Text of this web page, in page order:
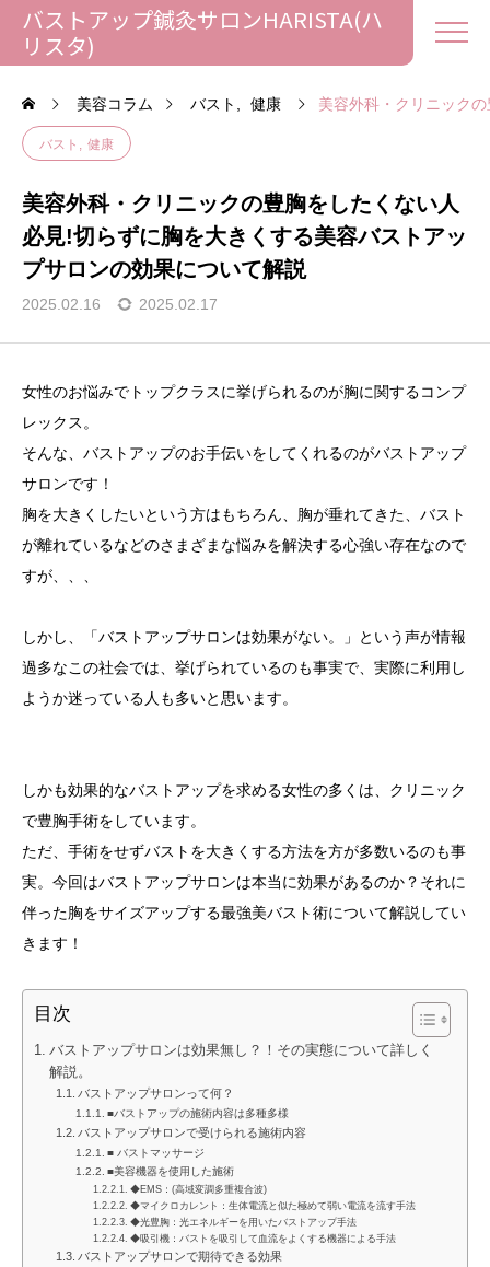
バストアップ鍼灸サロンHARISTA(ハ
リスタ)
美容コラム バスト 健康 美容外科・クリニック
バスト 健康
美容外科・クリニックの豊胸をしたくない人
必見!切らずに胸を大きくする美容バストアッ
プサロンの効果について解説
2025.02.16 2025.02.17
女性のお悩みでトップクラスに挙げられるのが胸に関するコンプ
レックス。
そんな、バストアップのお手伝いをしてくれるのがバストアップ
サロンです！
胸を大きくしたいという方はもちろん、胸が垂れてきた、バスト
が離れているなどのさまざまな悩みを解決する心強い存在なので
すが、、、
しかし、「バストアップサロンは効果がない。」という声が情報
過多なこの社会では、挙げられているのも事実で、実際に利用し
ようか迷っている人も多いと思います。
しかも効果的なバストアップを求める女性の多くは、クリニック
で豊胸手術をしています。
ただ、手術をせずバストを大きくする方法を方が多数いるのも事
実。今回はバストアップサロンは本当に効果があるのか？それに
伴った胸をサイズアップする最強美バスト術について解説してい
きます！
目次
バストアップサロンは効果無し？！その実態について詳しく
解説。
バストアップサロンって何？
■バストアップの施術内容は多種多様
バストアップサロンで受けられる施術内容
■ バストマッサージ
■美容機器を使用した施術
◆EMS：(高域変調多重複合波)
◆マイクロカレント：生体電流と似た極めて弱い電流を流す手法
◆光豊胸：光エネルギーを用いたバストアップ手法
◆吸引機：バストを吸引して血流をよくする機器による手法
バストアップサロンで期待できる効果